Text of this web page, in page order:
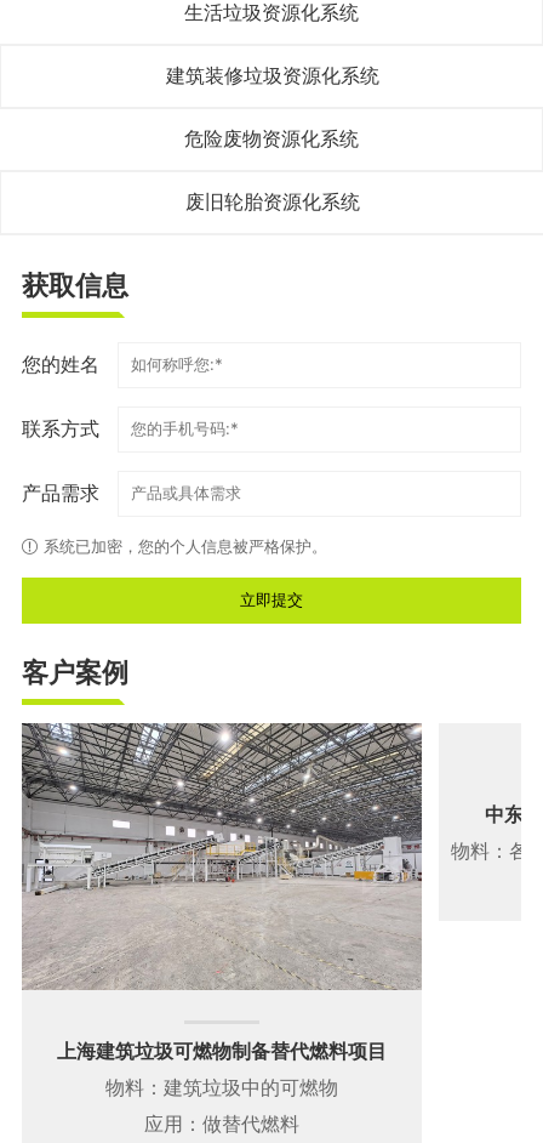
生活垃圾资源化系统
建筑装修垃圾资源化系统
危险废物资源化系统
废旧轮胎资源化系统
获取信息
您的姓名
联系方式
产品需求
系统已加密，您的个人信息被严格保护。
客户案例
上海建筑垃圾可燃物制备替代燃料项目
物料：建筑垃圾中的可燃物
应用：做替代燃料
中东